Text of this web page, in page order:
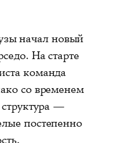
начал новый
На старте
команда
со временем
структура —
постепенно